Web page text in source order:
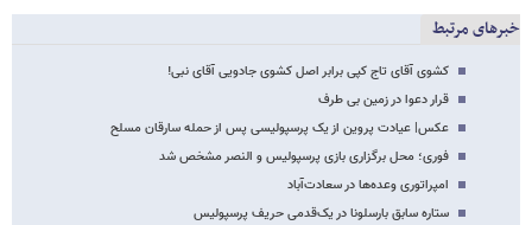
خبرهای مرتبط
کشوی آقای تاج کپی برابر اصل کشوی جادویی آقای نبی!
قرار دعوا در زمین بی طرف
عکس‌| عیادت پروین از یک پرسپولیسی پس از حمله سارقان مسلح
فوری؛ محل برگزاری بازی پرسپولیس و النصر مشخص شد
امپراتوری وعده‌ها در سعادت‌آباد
ستاره سابق بارسلونا در یک‌قدمی حریف پرسپولیس